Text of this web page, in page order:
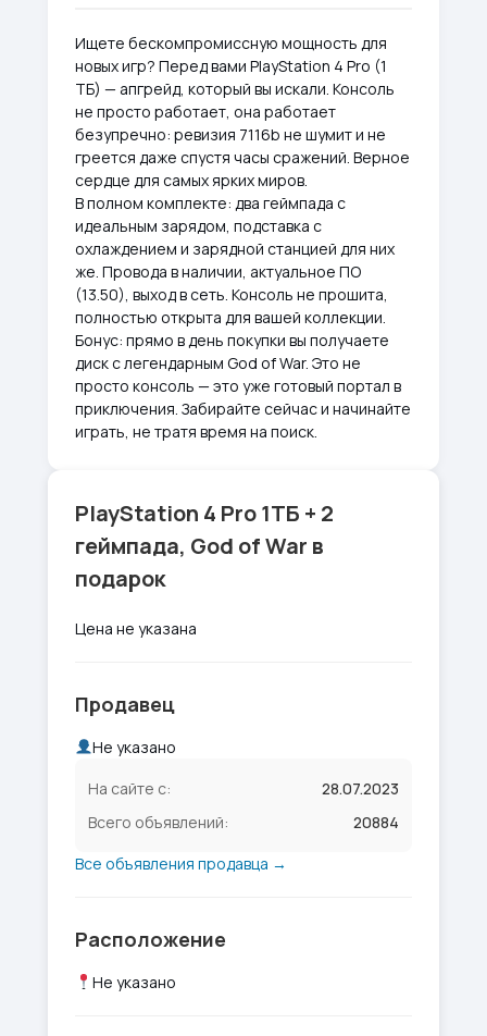
Ищете бескомпромиссную мощность для
новых игр? Перед вами PlayStation 4 Pro (1
ТБ) — апгрейд, который вы искали. Консоль
не просто работает, она работает
безупречно: ревизия 7116b не шумит и не
греется даже спустя часы сражений. Верное
сердце для самых ярких миров.
В полном комплекте: два геймпада с
идеальным зарядом, подставка с
охлаждением и зарядной станцией для них
же. Провода в наличии, актуальное ПО
(13.50), выход в сеть. Консоль не прошита,
полностью открыта для вашей коллекции.
Бонус: прямо в день покупки вы получаете
диск с легендарным God of War. Это не
просто консоль — это уже готовый портал в
приключения. Забирайте сейчас и начинайте
играть, не тратя время на поиск.
PlayStation 4 Pro 1ТБ + 2
геймпада, God of War в
подарок
Цена не указана
Продавец
Не указано
На сайте с:
28.07.2023
Всего объявлений:
20884
Все объявления продавца →
Расположение
Не указано